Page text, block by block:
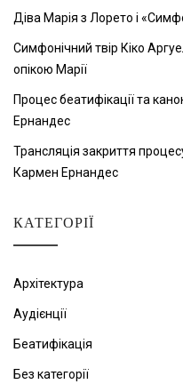
Діва Марія з Лорето і
Симфонічний твір Кіко
опікою Марії
Процес беатифікації та
Ернандес
Трансляція закриття
Кармен Ернандес
КАТЕГОРІЇ
Архітектура
Аудієнції
Беатифікація
Без категорії